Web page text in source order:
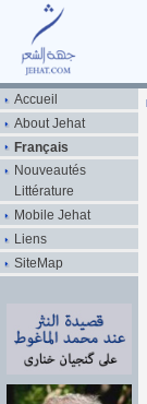
Accueil
About Jehat
Français
Nouveautés
Littérature
Mobile Jehat
Liens
SiteMap